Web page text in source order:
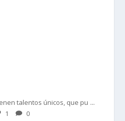
talentos únicos, que pu ...
1 0